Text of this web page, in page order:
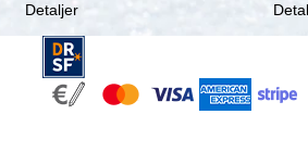
Detaljer